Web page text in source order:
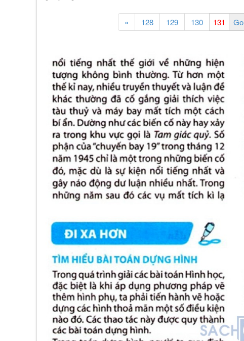
« 128 129 130